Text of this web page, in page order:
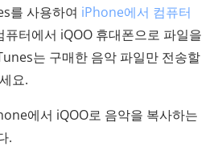
를 사용하여 iPhone에서 컴퓨터
퓨터에서 iQOO 휴대폰으로 파일을
는 구매한 음악 파일만 전송할
요.
에서 iQOO로 음악을 복사하는
.